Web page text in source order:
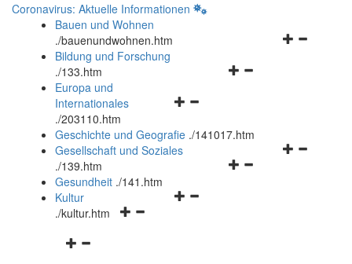
Coronavirus: Aktuelle Informationen
Bauen und Wohnen
./bauenundwohnen.htm
Navigationsmenü
Bildung und Forschung
./133.htm
Navigationsmenü
und
schließen
Europa und
Internationales
./203110.htm
Geschichte und Geografie ./141017.htm
Navigationsmenü
Gesellschaft und Soziales
./139.htm
Navigationsmenü
Gesundheit ./141.htm
Navigationsmenü
Kultur
./kultur.htm
Navigationsmenü